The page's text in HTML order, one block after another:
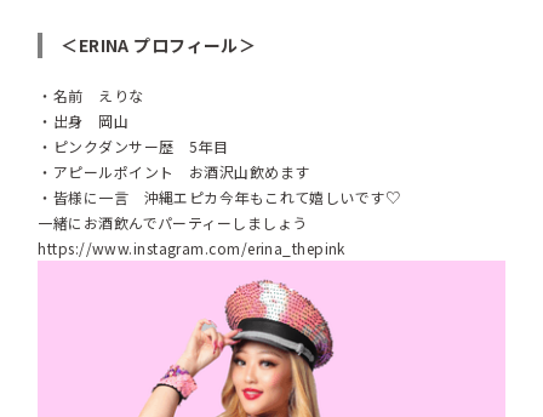
＜ERINA プロフィール＞
・名前 えりな
・出身 岡山
・ピンクダンサー歴 5年目
・アピールポイント お酒沢山飲めます
・皆様に一言 沖縄エピカ今年もこれて嬉しいです♡
一緒にお酒飲んでパーティーしましょう
https://www.instagram.com/erina_thepink